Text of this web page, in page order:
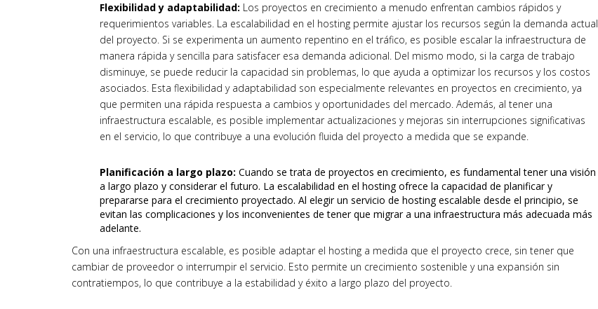
Flexibilidad y adaptabilidad: Los proyectos en crecimiento a menudo enfrentan cambios rápidos y
requerimientos variables. La escalabilidad en el hosting permite ajustar los recursos según la demanda actual
del proyecto. Si se experimenta un aumento repentino en el tráfico, es posible escalar la infraestructura de
manera rápida y sencilla para satisfacer esa demanda adicional. Del mismo modo, si la carga de trabajo
disminuye, se puede reducir la capacidad sin problemas, lo que ayuda a optimizar los recursos y los costos
asociados. Esta flexibilidad y adaptabilidad son especialmente relevantes en proyectos en crecimiento, ya
que permiten una rápida respuesta a cambios y oportunidades del mercado. Además, al tener una
infraestructura escalable, es posible implementar actualizaciones y mejoras sin interrupciones significativas
en el servicio, lo que contribuye a una evolución fluida del proyecto a medida que se expande.
Planificación a largo plazo: Cuando se trata de proyectos en crecimiento, es fundamental tener una visión
a largo plazo y considerar el futuro. La escalabilidad en el hosting ofrece la capacidad de planificar y
prepararse para el crecimiento proyectado. Al elegir un servicio de hosting escalable desde el principio, se
evitan las complicaciones y los inconvenientes de tener que migrar a una infraestructura más adecuada más
adelante.
Con una infraestructura escalable, es posible adaptar el hosting a medida que el proyecto crece, sin tener que
cambiar de proveedor o interrumpir el servicio. Esto permite un crecimiento sostenible y una expansión sin
contratiempos, lo que contribuye a la estabilidad y éxito a largo plazo del proyecto.